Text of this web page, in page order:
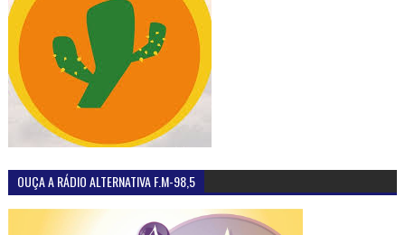
OUÇA A RÁDIO ALTERNATIVA F.M-98,5